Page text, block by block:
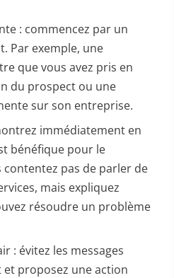
: commencez par un
Par exemple, une
que vous avez pris en
du prospect ou une
sur son entreprise.
immédiatement en
bénéfique pour le
contentez pas de parler de
mais expliquez
résoudre un problème
: évitez les messages
et proposez une action